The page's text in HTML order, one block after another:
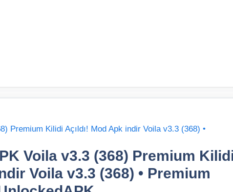
Voila v3.3 (368) Premium
Voila v3.3 (368) • Premium